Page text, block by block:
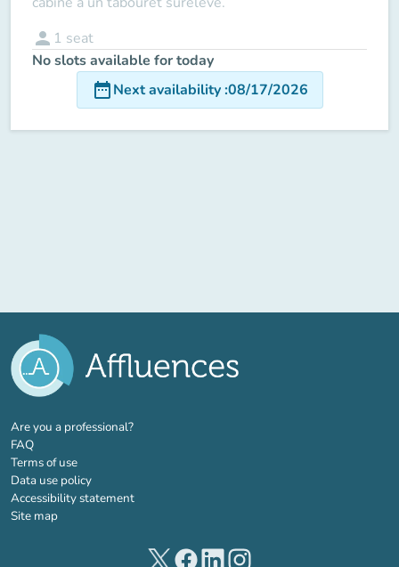
person 1 seat
No slots available for today
date_rangeNext availability:08/17/2026
Are you a professional?(new tab)
FAQ
Terms of use
Data use policy
Accessibility statement
Site map
(new tab)(new tab)(new tab)